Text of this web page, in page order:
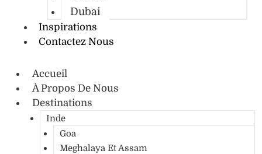
Dubai
Inspirations
Contactez Nous
Accueil
À Propos De Nous
Destinations
Inde
Goa
Meghalaya Et Assam